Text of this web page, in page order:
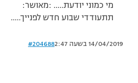
מי כמוני יודעת….. :מאושר:
תתעודדי שבוע חדש לפנייך…..
14/04/2019 בשעה 2:47 #204688